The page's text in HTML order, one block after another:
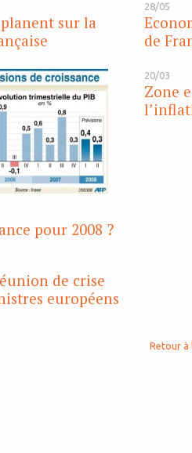
planent sur la
28/05
de
pour 2008 ?
20/03
Zone
de crise
européens
Retour à